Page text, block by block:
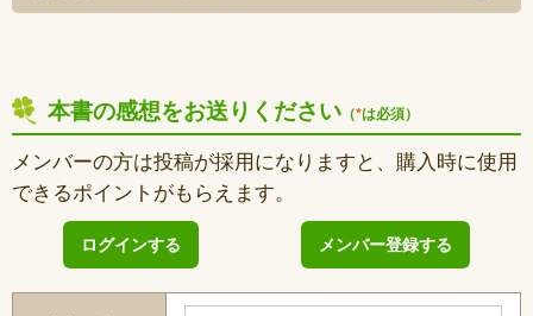
本書の感想をお送りください （*は必須）
メンバーの方は投稿が採用になりますと、購入時に使用
できるポイントがもらえます。
ログインする メンバー登録する